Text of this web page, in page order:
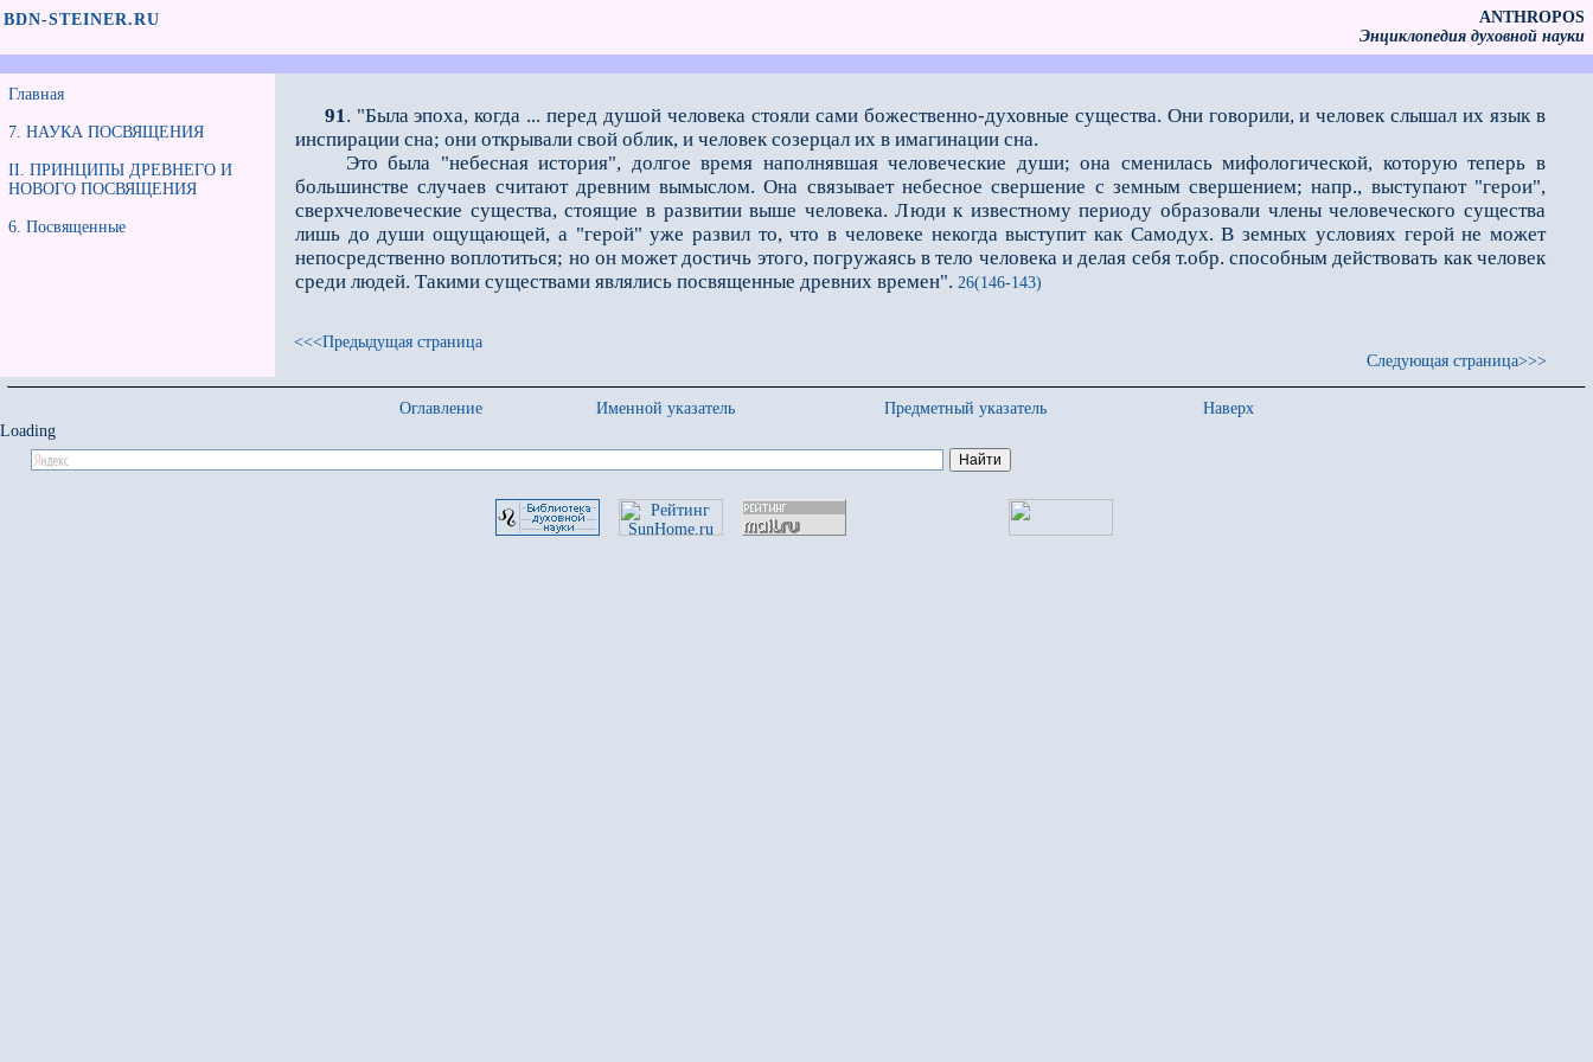
BDN-STEINER.RU
ANTHROPOS
Энциклопедия духовной науки
Главная
7. НАУКА ПОСВЯЩЕНИЯ
II. ПРИНЦИПЫ ДРЕВНЕГО И
НОВОГО ПОСВЯЩЕНИЯ
6. Посвященные
91. "Была эпоха, когда ... перед душой человека стояли сами божественно-духовные существа. Они говорили, и человек слышал их язык в
инспирации сна; они открывали свой облик, и человек созерцал их в имагинации сна.
Это была "небесная история", долгое время наполнявшая человеческие души; она сменилась мифологичес­кой, которую теперь в
большинстве случаев считают древним вымыслом. Она связывает небесное свершение с земным свершением; напр., выступают "герои",
сверхчеловеческие существа, стоящие в развитии выше челове­ка. Люди к известному периоду образовали члены человеческого существа
лишь до души ощущающей, а "герой" уже развил то, что в человеке некогда выступит как Самодух. В земных условиях герой не может
непосред­ственно воплотиться; но он может достичь этого, погружаясь в тело человека и делая себя т.обр. способ­ным действовать как человек
среди людей. Такими существами являлись посвященные древних времен". 26(146-143)
<<<Предыдущая страница
Следующая страница>>>
Оглавление Именной указатель Предметный указатель
Наверх
Loading